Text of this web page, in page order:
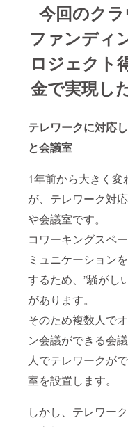
今回のク
ファンディ
ロジェクト
金で実現し
テレワークに対応
と会議室
1年前から大きく変
が、テレワーク対
や会議室です。
コワーキングスペ
ミュニケーション
するため、”騒がし
があります。
そのため複数人で
ン会議ができる会
人でテレワークが
室を設置します。
しかし、テレワー